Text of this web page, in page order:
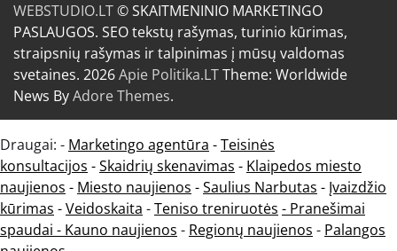
WEBSTUDIO.LT© SKAITMENINIO MARKETINGO
PASLAUGOS. SEO tekstų rašymas, turinio kūrimas,
straipsnių rašymas ir talpinimas į mūsų valdomas
svetaines. 2026Apie Politika.LTTheme: Worldwide
News ByAdore Themes.
Draugai: - Marketingo agentūra -Teisinės
konsultacijos -Skaidrių skenavimas - Klaipedos miesto
naujienos - Miesto naujienos -Saulius Narbutas - Įvaizdžio
kūrimas -Veidoskaita -Teniso treniruotės - Pranešimai
spaudai - Kauno naujienos - Regionų naujienos - Palangos